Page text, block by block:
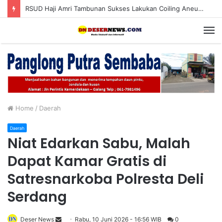
RSUD Haji Amri Tambunan Sukses Lakukan Coiling Aneurisma Perdana
Home / Daerah
Daerah
Niat Edarkan Sabu, Malah
Dapat Kamar Gratis di
Satresnarkoba Polresta Deli
Serdang
Deser News Rabu, 10 Juni 2026 - 16:56 WIB 0